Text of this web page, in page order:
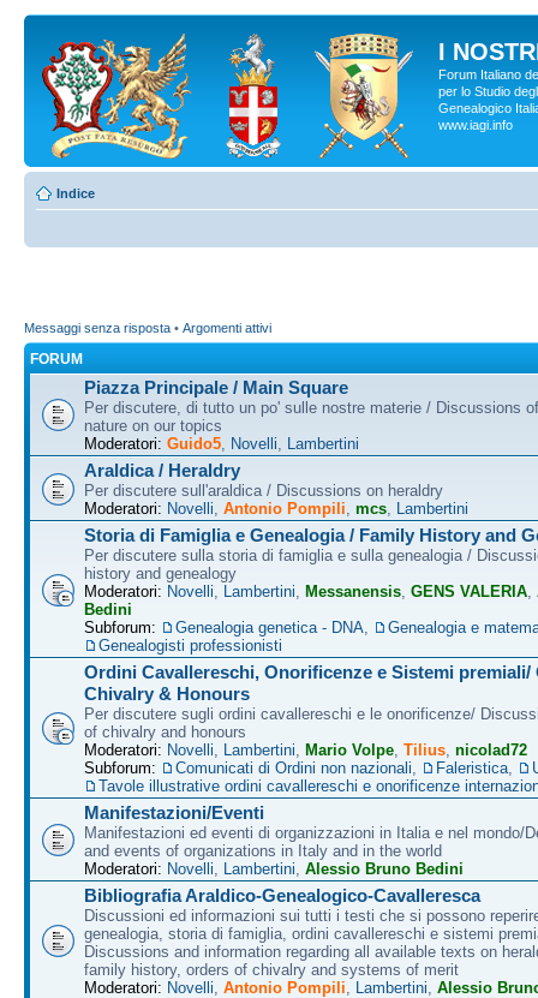
I
Forum Italiano
per lo Studio
Genealogico
www.iagi.info
Indice
Messaggi senza risposta • Argomenti attivi
FORUM
Piazza Principale / Main Square
Per discutere, di tutto un po' sulle nostre materie / Discussions
nature on our topics
Moderatori: Guido5 Novelli Lambertini
Araldica / Heraldry
Per discutere sull'araldica / Discussions on heraldry
Moderatori: Novelli Antonio Pompili mcs Lambertini
Storia di Famiglia e Genealogia / Family History and
Per discutere sulla storia di famiglia e sulla genealogia /
history and genealogy
Moderatori: Novelli Lambertini Messanensis GENS VALERIA
Bedini
Subforum:
Genealogia genetica - DNA
Genealogia e
Genealogisti professionisti
Ordini Cavallereschi, Onorificenze e Sistemi premiali/
Chivalry & Honours
Per discutere sugli ordini cavallereschi e le onorificenze/
of chivalry and honours
Moderatori: Novelli Lambertini Mario Volpe Tilius nicolad72
Subforum:
Comunicati di Ordini non nazionali Faleristica
Tavole illustrative ordini cavallereschi e onorificenze
Manifestazioni/Eventi
Manifestazioni ed eventi di organizzazioni in Italia e nel mondo/
and events of organizations in Italy and in the world
Moderatori: Novelli Lambertini Alessio Bruno Bedini
Bibliografia Araldico-Genealogico-Cavalleresca
Discussioni ed informazioni sui tutti i testi che si possono
genealogia, storia di famiglia, ordini cavallereschi e sistemi
Discussions and information regarding all available texts on
family history, orders of chivalry and systems of merit
Moderatori: Novelli Antonio Pompili Lambertini Alessio